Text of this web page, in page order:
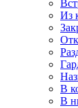
Из
В
В